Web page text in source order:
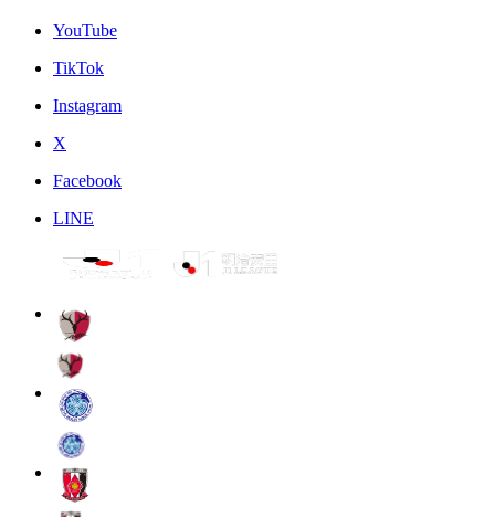
YouTube
TikTok
Instagram
X
Facebook
LINE